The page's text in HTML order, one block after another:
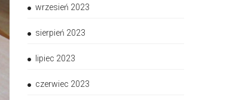
wrzesień 2023
sierpień 2023
lipiec 2023
czerwiec 2023